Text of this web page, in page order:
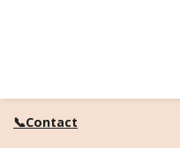
📞Contact